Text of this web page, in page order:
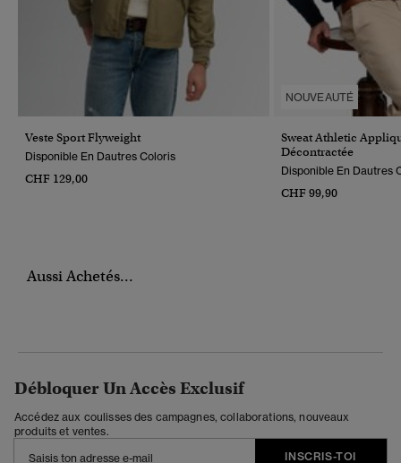
Veste Sport Flyweight
Disponible En Dautres Coloris
CHF 129,00
NOUVEAUTÉ
Sweat Athletic
Décontractée
Disponible En Dautres
CHF 99,90
Aussi Achetés...
Débloquer Un Accès Exclusif
Accédez aux coulisses des campagnes, collaborations, nouveaux
produits et ventes.
INSCRIS-TOI